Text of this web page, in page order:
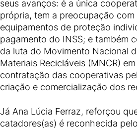
seus avanços: é a única
própria, tem a preocupação
equipamentos de proteção
pagamento do INSS; e também
da luta do Movimento Nacional
Materiais Recicláveis (MNCR)
contratação das cooperativas
criação e comercialização dos
Já Ana Lúcia Ferraz, reforçou
catadores(as) é reconhecida